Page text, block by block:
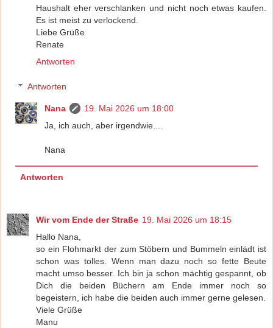
Haushalt eher verschlanken und nicht noch etwas kaufen.
Es ist meist zu verlockend.
Liebe Grüße
Renate
Antworten
Antworten
Nana
19. Mai 2026 um 18:00
Ja, ich auch, aber irgendwie....
Nana
Antworten
Wir vom Ende der Straße 19. Mai 2026 um 18:15
Hallo Nana,
so ein Flohmarkt der zum Stöbern und Bummeln einlädt ist
schon was tolles. Wenn man dazu noch so fette Beute
macht umso besser. Ich bin ja schon mächtig gespannt, ob
Dich die beiden Büchern am Ende immer noch so
begeistern, ich habe die beiden auch immer gerne gelesen.
Viele Grüße
Manu